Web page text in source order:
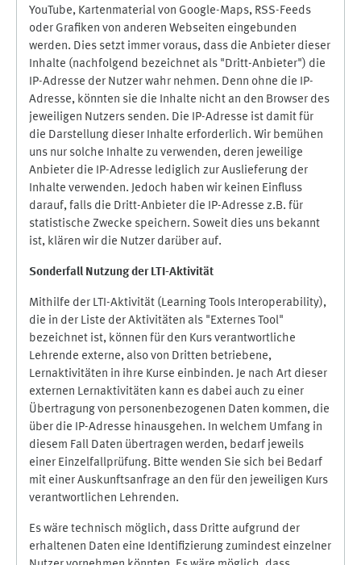
YouTube, Kartenmaterial von Google-Maps, RSS-Feeds
oder Grafiken von anderen Webseiten eingebunden
werden. Dies setzt immer voraus, dass die Anbieter dieser
Inhalte (nachfolgend bezeichnet als "Dritt-Anbieter") die
IP-Adresse der Nutzer wahr nehmen. Denn ohne die IP-
Adresse, könnten sie die Inhalte nicht an den Browser des
jeweiligen Nutzers senden. Die IP-Adresse ist damit für
die Darstellung dieser Inhalte erforderlich. Wir bemühen
uns nur solche Inhalte zu verwenden, deren jeweilige
Anbieter die IP-Adresse lediglich zur Auslieferung der
Inhalte verwenden. Jedoch haben wir keinen Einfluss
darauf, falls die Dritt-Anbieter die IP-Adresse z.B. für
statistische Zwecke speichern. Soweit dies uns bekannt
ist, klären wir die Nutzer darüber auf.
Sonderfall Nutzung der LTI-Aktivität
Mithilfe der LTI-Aktivität (Learning Tools Interoperability),
die in der Liste der Aktivitäten als "Externes Tool"
bezeichnet ist, können für den Kurs verantwortliche
Lehrende externe, also von Dritten betriebene,
Lernaktivitäten in ihre Kurse einbinden. Je nach Art dieser
externen Lernaktivitäten kann es dabei auch zu einer
Übertragung von personenbezogenen Daten kommen, die
über die IP-Adresse hinausgehen. In welchem Umfang in
diesem Fall Daten übertragen werden, bedarf jeweils
einer Einzelfallprüfung. Bitte wenden Sie sich bei Bedarf
mit einer Auskunftsanfrage an den für den jeweiligen Kurs
verantwortlichen Lehrenden.
Es wäre technisch möglich, dass Dritte aufgrund der
erhaltenen Daten eine Identifizierung zumindest einzelner